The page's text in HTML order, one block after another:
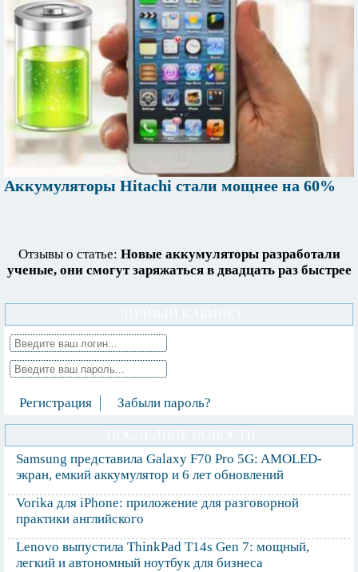
Аккумуляторы Hitachi стали мощнее на 60%
Отзывы о статье: Новые аккумуляторы разработали
ученые, они смогут заряжаться в двадцать раз быстрее
Регистрация Забыли пароль?
Samsung представила Galaxy F70 Pro 5G: AMOLED-
экран, емкий аккумулятор и 6 лет обновлений
Vorika для iPhone: приложение для разговорной
практики английского
Lenovo выпустила ThinkPad T14s Gen 7: мощный,
легкий и автономный ноутбук для бизнеса